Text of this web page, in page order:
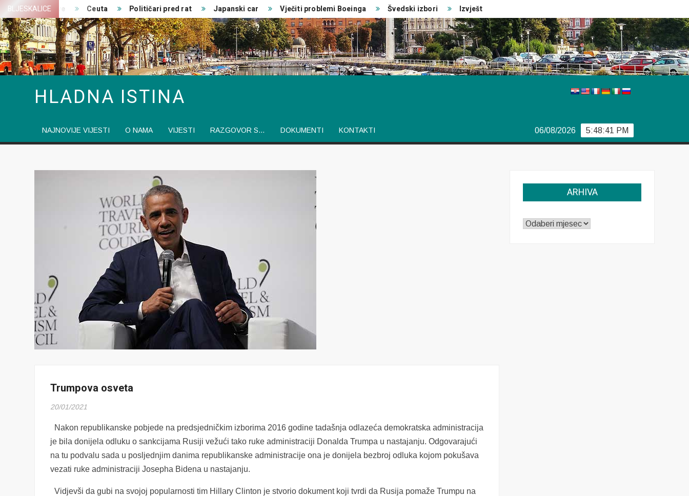
Skip
to
content
BLJESKALICE
izjave Ceuta Političari pred rat Japanski car Vječiti problemi Boeinga Švedski izbori Izvještaj Europola
HLADNA ISTINA
NAJNOVIJE VIJESTI O NAMA VIJESTI RAZGOVOR S… DOKUMENTI KONTAKTI 5:48:42 PM
06/08/2026
Trumpova osveta
20/01/2021
Nakon republikanske pobjede na predsjedničkim izborima 2016 godine tadašnja odlazeća demokratska administracija
je bila donijela odluku o sankcijama Rusiji vežući tako ruke administraciji Donalda Trumpa u nastajanju. Odgovarajući
na tu podvalu sada u posljednjim danima republikanske administracije ona je donijela bezbroj odluka kojom pokušava
vezati ruke administraciji Josepha Bidena u nastajanju.
Vidjevši da gubi na svojoj popularnosti tim Hillary Clinton je stvorio dokument koji tvrdi da Rusija pomaže Trumpu na
ARHIVA
ARHIVA